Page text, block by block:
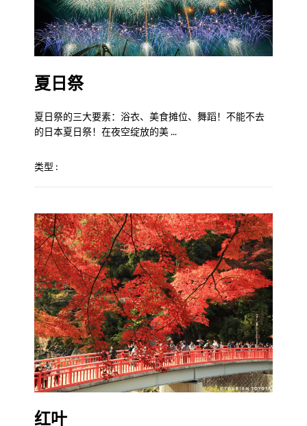
夏日祭
夏日祭的三大要素：浴衣、美食摊位、舞蹈！不能不去
的日本夏日祭！在夜空绽放的美 ...
类型 :
红叶